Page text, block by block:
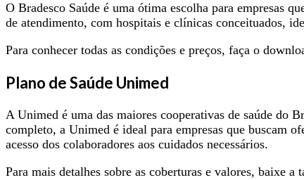
O Bradesco Saúde é uma ótima escolha para empresas
de atendimento, com hospitais e clínicas conceituados,
Para conhecer todas as condições e preços, faça o
Plano de Saúde Unimed
A Unimed é uma das maiores cooperativas de saúde do
completo, a Unimed é ideal para empresas que buscam
acesso dos colaboradores aos cuidados necessários.
Para mais detalhes sobre as coberturas e valores, baixe